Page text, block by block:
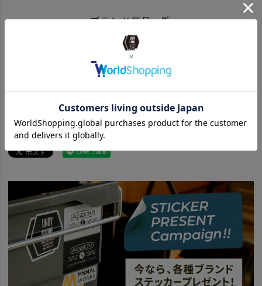
アウトドア・キャンプ用品 ファニチャー
Helinox ヘリノックス
ブランド商品一覧
Helinox ヘリノックス 商品一覧はこちら